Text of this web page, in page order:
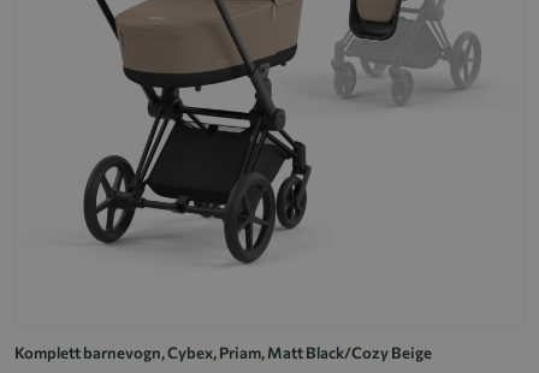
Komplett barnevogn, Cybex, Priam, Matt Black/Cozy Beige